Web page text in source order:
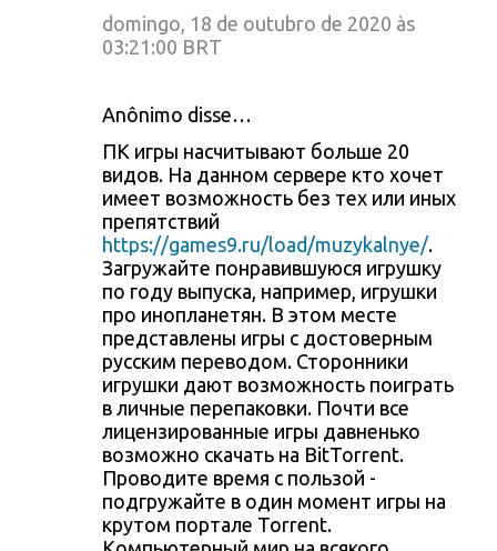
domingo, 18 de outubro de 2020 às
03:21:00 BRT
Anônimo disse…
ПК игры насчитывают больше 20
видов. На данном сервере кто хочет
имеет возможность без тех или иных
препятствий
https://games9.ru/load/muzykalnye/.
Загружайте понравившуюся игрушку
по году выпуска, например, игрушки
про инопланетян. В этом месте
представлены игры с достоверным
русским переводом. Сторонники
игрушки дают возможность поиграть
в личные перепаковки. Почти все
лицензированные игры давненько
возможно скачать на BitTorrent.
Проводите время с пользой -
подгружайте в один момент игры на
крутом портале Torrent.